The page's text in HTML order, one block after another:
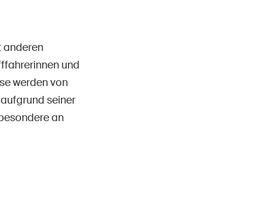
anderen
und
werden von
seiner
an